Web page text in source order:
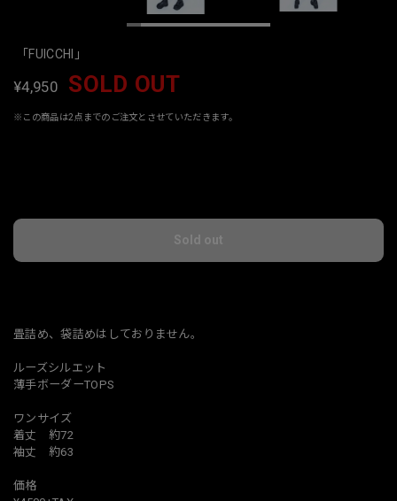
「FUICCHI」
¥4,950 SOLD OUT
※この商品は2点までのご注文とさせていただきます。
Sold out
畳詰め、袋詰めはしておりません。
ルーズシルエット
薄手ボーダーTOPS
ワンサイズ
着丈 約72
袖丈 約63
価格